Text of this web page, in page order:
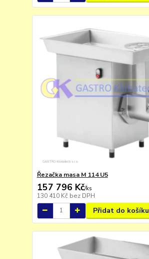
Řezačka masa M 114 U5
157 796 Kč/ks
130 410 Kč bez DPH
Přidat do košíku